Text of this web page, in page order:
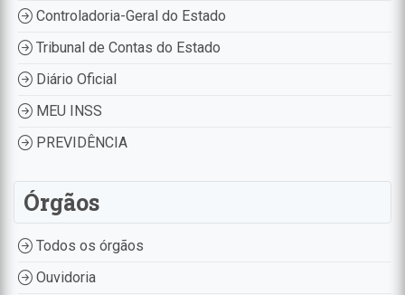
Controladoria-Geral do Estado
Tribunal de Contas do Estado
Diário Oficial
MEU INSS
PREVIDÊNCIA
Órgãos
Todos os órgãos
Ouvidoria